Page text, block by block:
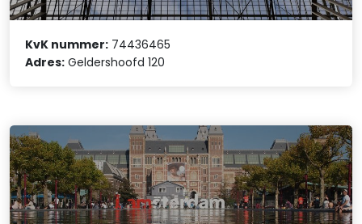
KvK nummer: 74436465
Adres: Geldershoofd 120